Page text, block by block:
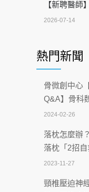
【新聘醫師
2026-07-14
科能量
2026-07-08
沒菸酒也瀕
慣」逆轉腎
2026-07-08
體溫飆破41
致死率達8成
2026-07-07
深耕萬華55
熱門新聞
骨微創中心
Q&A】骨科
2024-02-26
落枕怎麼辦
落枕「2招
2023-11-27
頸椎壓迫神